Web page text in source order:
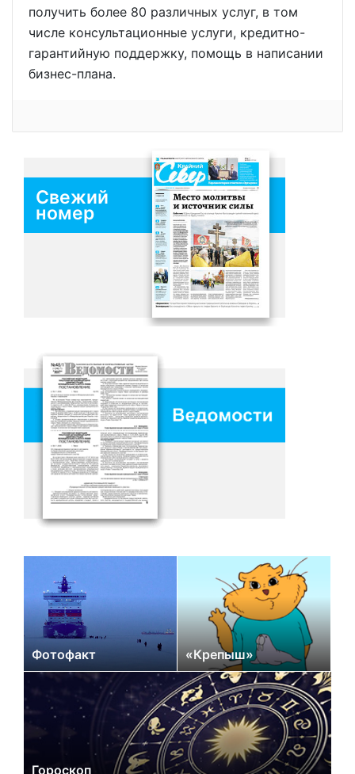
получить более 80 различных услуг, в том
числе консультационные услуги, кредитно-
гарантийную поддержку, помощь в написании
бизнес-плана.
Свежий
номер
Фотофакт «Крепыш»
Гороскоп